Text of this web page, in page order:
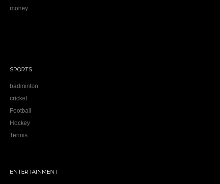
money
SPORTS
badminton
cricket
Football
Hockey
Tennis
ENTERTAINMENT